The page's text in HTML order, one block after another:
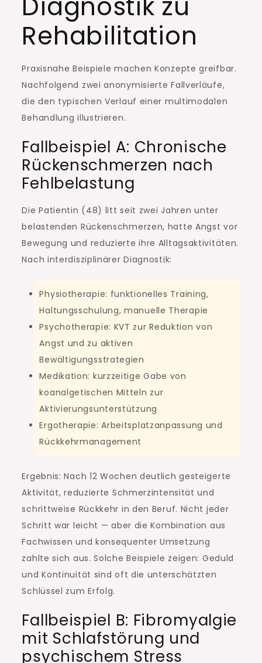
Rehabilitation
Praxisnahe Beispiele machen Konzepte greifbar.
Nachfolgend zwei anonymisierte Fallverläufe,
die den typischen Verlauf einer multimodalen
Behandlung illustrieren.
Fallbeispiel A: Chronische
Rückenschmerzen nach
Fehlbelastung
Die Patientin (48) litt seit zwei Jahren unter
belastenden Rückenschmerzen, hatte Angst vor
Bewegung und reduzierte ihre Alltagsaktivitäten.
Nach interdisziplinärer Diagnostik:
Physiotherapie: funktionelles Training,
Haltungsschulung, manuelle Therapie
Psychotherapie: KVT zur Reduktion von
Angst und zu aktiven
Bewältigungsstrategien
Medikation: kurzzeitige Gabe von
koanalgetischen Mitteln zur
Aktivierungsunterstützung
Ergotherapie: Arbeitsplatzanpassung und
Rückkehrmanagement
Ergebnis: Nach 12 Wochen deutlich gesteigerte
Aktivität, reduzierte Schmerzintensität und
schrittweise Rückkehr in den Beruf. Nicht jeder
Schritt war leicht — aber die Kombination aus
Fachwissen und konsequenter Umsetzung
zahlte sich aus. Solche Beispiele zeigen: Geduld
und Kontinuität sind oft die unterschätzten
Schlüssel zum Erfolg.
Fallbeispiel B: Fibromyalgie
mit Schlafstörung und
psychischem Stress